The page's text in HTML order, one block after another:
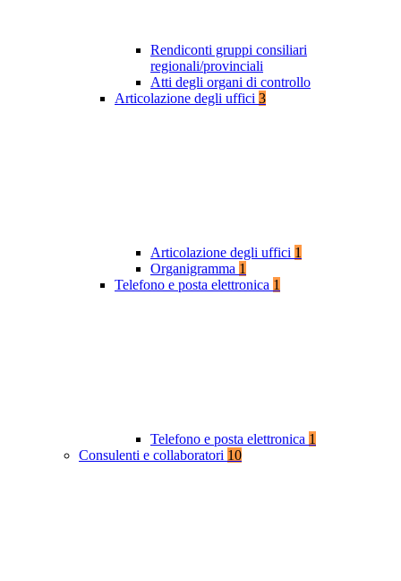
Rendiconti gruppi consiliari
regionali/provinciali
Atti degli organi di controllo
Articolazione degli uffici 3
Articolazione degli uffici 1
Organigramma 1
Telefono e posta elettronica 1
Telefono e posta elettronica 1
Consulenti e collaboratori 10